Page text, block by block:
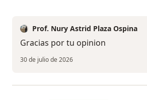
Prof. Nury Astrid Plaza Ospina
Gracias por tu opinion
30 de julio de 2026